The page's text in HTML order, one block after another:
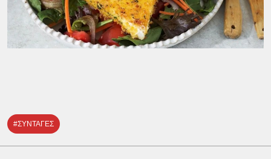
#ΣΥΝΤΑΓΕΣ